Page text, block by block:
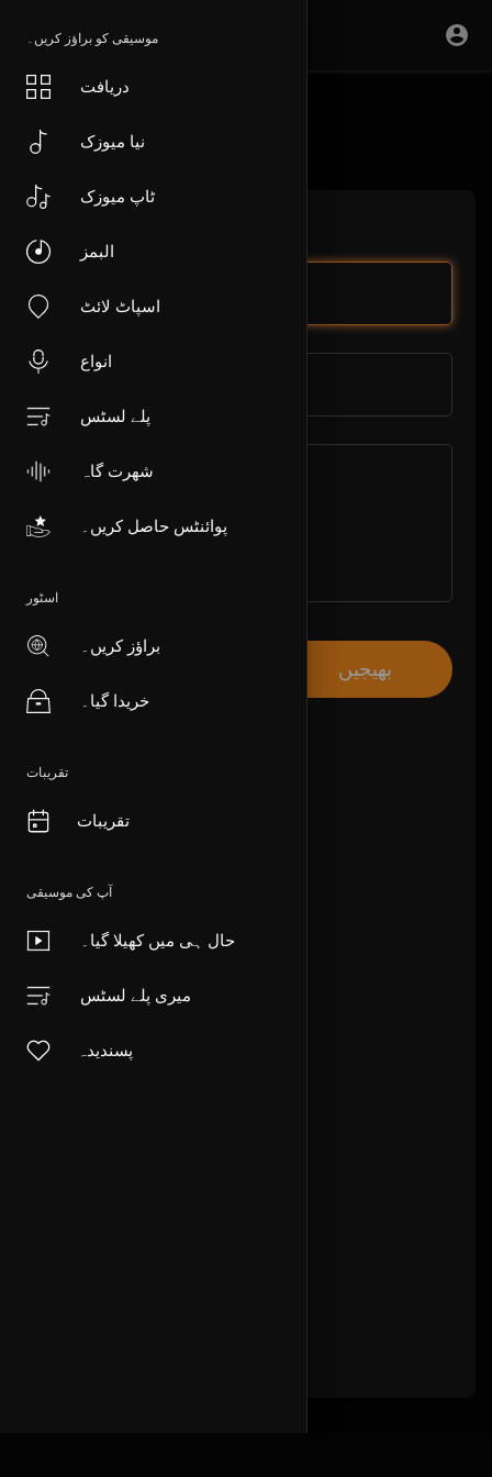
موسیقی کو براؤز کریں۔
دریافت
نیا میوزک
ٹاپ میوزک
البمز
اسپاٹ لائٹ
انواع
پلے لسٹس
شھرت گاہ
پوائنٹس حاصل کریں۔
اسٹور
براؤز کریں۔
خریدا گیا۔
تقریبات
تقریبات
آپ کی موسیقی
حال ہی میں کھیلا گیا۔
میری پلے لسٹس
پسندیدہ
ہم سے رابطہ کریں۔
اپنا پیغام یہاں لکھیں۔
بھیجیں